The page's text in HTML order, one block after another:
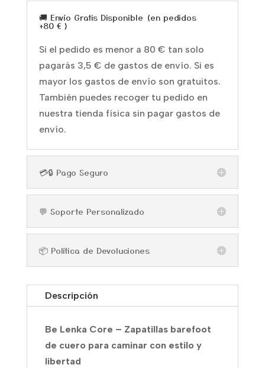
🚚 Envío Gratis Disponible (en pedidos
+80 € )
Si el pedido es menor a 80 € tan solo
pagarás 3,5 € de gastos de envío. Si es
mayor los gastos de envío son gratuitos.
También puedes recoger tu pedido en
nuestra tienda física sin pagar gastos de
envío.
💳🔒 Pago Seguro
💬 Soporte Personalizado
📦 Política de Devoluciones
Descripción
Be Lenka Core – Zapatillas barefoot
de cuero para caminar con estilo y
libertad